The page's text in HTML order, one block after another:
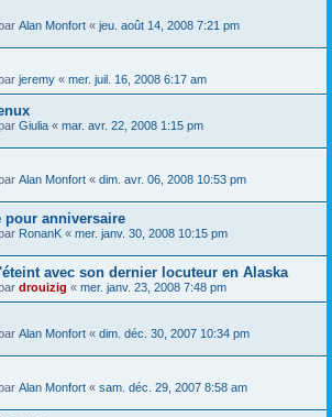
Alan Monfort « jeu. août 14, 2008 7:21 pm
jeremy « mer. juil. 16, 2008 6:17 am
Giulia « mar. avr. 22, 2008 1:15 pm
Alan Monfort « dim. avr. 06, 2008 10:53 pm
pour anniversaire
RonanK « mer. janv. 30, 2008 10:15 pm
avec son dernier locuteur en Alaska
drouizig « mer. janv. 23, 2008 7:48 pm
Alan Monfort « dim. déc. 30, 2007 10:34 pm
Alan Monfort « sam. déc. 29, 2007 8:58 am